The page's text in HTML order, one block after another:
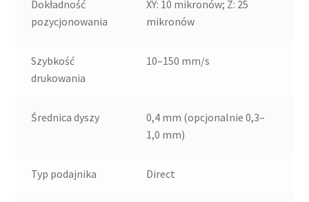
Dokładność
pozycjonowania
XY: 10 mikronów; Z: 25
mikronów
Szybkość
drukowania
10–150 mm/s
Średnica dyszy
0,4 mm (opcjonalnie 0,3–
1,0 mm)
Typ podajnika Direct